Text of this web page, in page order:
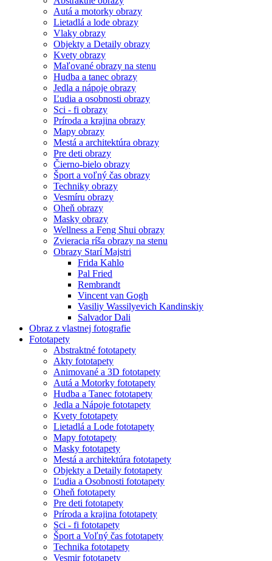
Autá a motorky obrazy
Lietadlá a lode obrazy
Vlaky obrazy
Objekty a Detaily obrazy
Kvety obrazy
Maľované obrazy na stenu
Hudba a tanec obrazy
Jedla a nápoje obrazy
Ľudia a osobnosti obrazy
Sci - fi obrazy
Príroda a krajina obrazy
Mapy obrazy
Mestá a architektúra obrazy
Pre deti obrazy
Čierno-bielo obrazy
Šport a voľný čas obrazy
Techniky obrazy
Vesmíru obrazy
Oheň obrazy
Masky obrazy
Wellness a Feng Shui obrazy
Zvieracia ríša obrazy na stenu
Obrazy Starí Majstri
Frida Kahlo
Pal Fried
Rembrandt
Vincent van Gogh
Vasiliy Wassilyevich Kandinskiy
Salvador Dali
Obraz z vlastnej fotografie
Fototapety
Abstraktné fototapety
Akty fototapety
Animované a 3D fototapety
Autá a Motorky fototapety
Hudba a Tanec fototapety
Jedla a Nápoje fototapety
Kvety fototapety
Lietadlá a Lode fototapety
Mapy fototapety
Masky fototapety
Mestá a architektúra fototapety
Objekty a Detaily fototapety
Ľudia a Osobnosti fototapety
Oheň fototapety
Pre deti fototapety
Príroda a krajina fototapety
Sci - fi fototapety
Šport a Voľný čas fototapety
Technika fototapety
Vesmir fototapety